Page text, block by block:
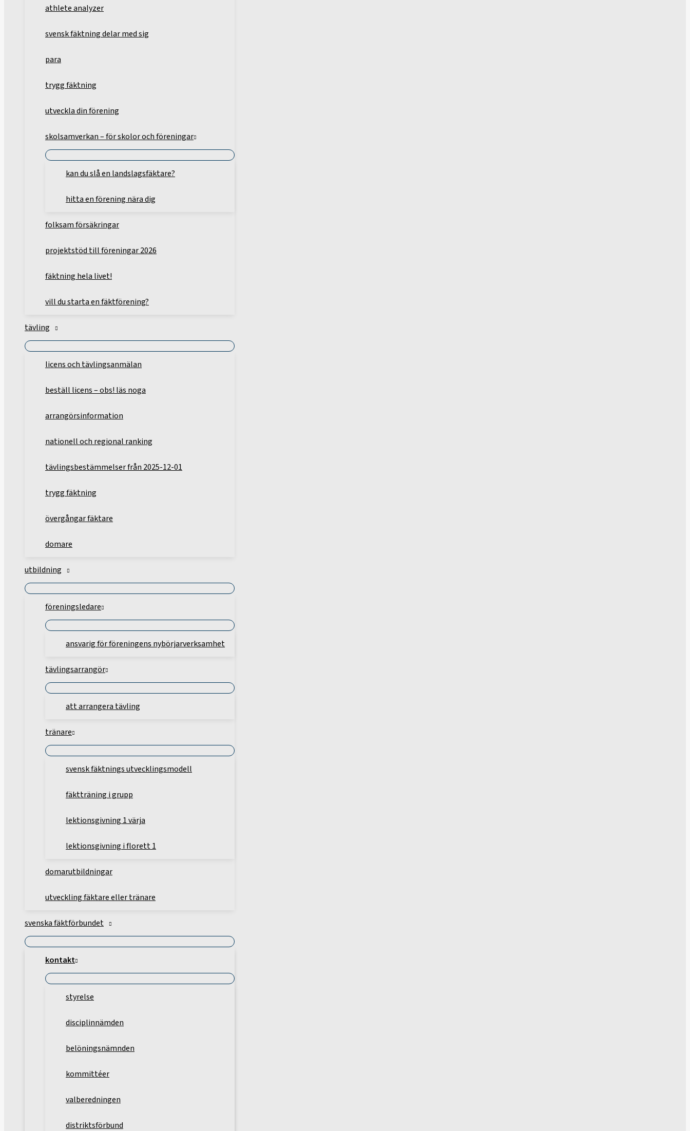
athlete analyzer
svensk fäktning delar med sig
para
trygg fäktning
utveckla din förening
skolsamverkan – för skolor och föreningar
kan du slå en landslagsfäktare?
hitta en förening nära dig
folksam försäkringar
projektstöd till föreningar 2026
fäktning hela livet!
vill du starta en fäktförening?
tävling
licens och tävlingsanmälan
beställ licens – obs! läs noga
arrangörsinformation
nationell och regional ranking
tävlingsbestämmelser från 2025-12-01
trygg fäktning
övergångar fäktare
domare
utbildning
föreningsledare
ansvarig för föreningens nybörjarverksamhet
tävlingsarrangör
att arrangera tävling
tränare
svensk fäktnings utvecklingsmodell
fäktträning i grupp
lektionsgivning 1 värja
lektionsgivning i florett 1
domarutbildningar
utveckling fäktare eller tränare
svenska fäktförbundet
kontakt
styrelse
disciplinnämden
belöningsnämnden
kommittéer
valberedningen
distriktsförbund